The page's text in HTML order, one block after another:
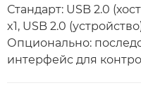
Стандарт: USB 2.0
x1, USB 2.0
Опционально:
интерфейс для